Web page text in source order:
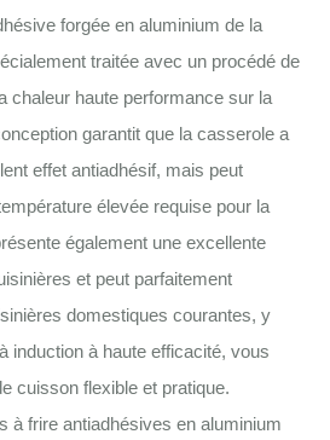
forgée en aluminium de la
traitée avec un procédé de
chaleur haute performance sur la
garantit que la casserole a
effet antiadhésif, mais peut
élevée requise pour la
également une excellente
et peut parfaitement
domestiques courantes, y
induction à haute efficacité, vous
cuisson flexible et pratique.
à frire antiadhésives en aluminium